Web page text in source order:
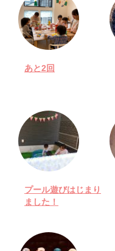
あと2回
プール遊びはじまり
ました！